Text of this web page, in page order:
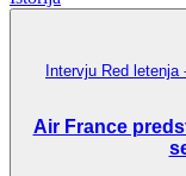
Intervju Red letenja
Air France